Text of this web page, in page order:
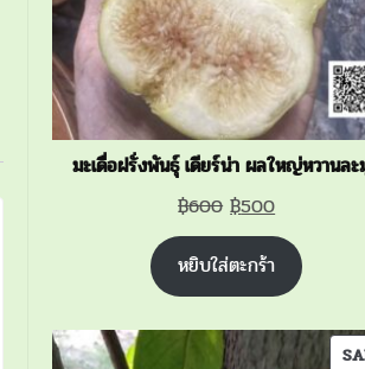
มะเดื่อฝรั่งพันธุ์ เดียร์น่า ผลใหญ่หวานล
฿600 Original
price
was:
฿600.
฿500Current
price
is:
฿500.
หยิบใส่ตะกร้า